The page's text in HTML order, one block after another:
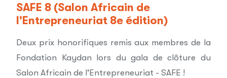
SAFE 8 (Salon Africain de
l'Entrepreneuriat 8e édition)
Deux prix honorifiques remis aux membres de la
Fondation Kaydan lors du gala de clôture du
Salon Africain de l'Entrepreneuriat - SAFE !